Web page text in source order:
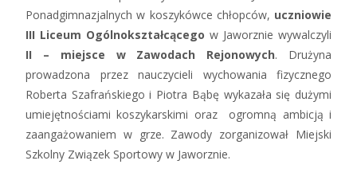
Ponadgimnazjalnych w koszykówce chłopców, uczniowie
III Liceum Ogólnokształcącego w Jaworznie wywalczyli
II – miejsce w Zawodach Rejonowych. Drużyna
prowadzona przez nauczycieli wychowania fizycznego
Roberta Szafrańskiego i Piotra Bąbę wykazała się dużymi
umiejętnościami koszykarskimi oraz ogromną ambicją i
zaangażowaniem w grze. Zawody zorganizował Miejski
Szkolny Związek Sportowy w Jaworznie.